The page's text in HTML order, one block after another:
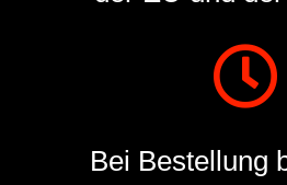
Bei Bestellung